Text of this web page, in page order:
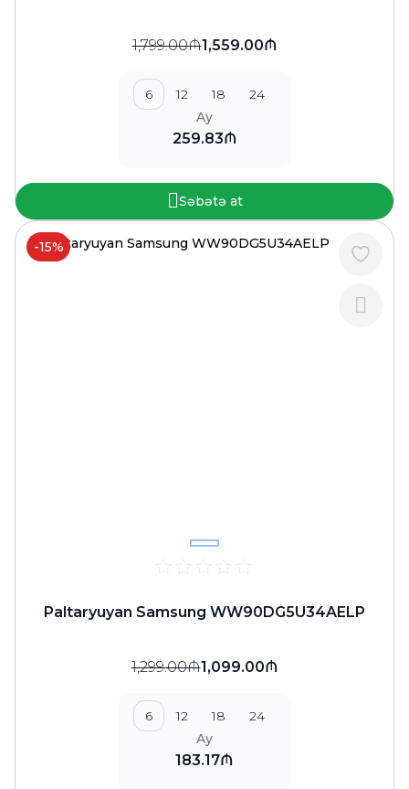
1,799.00₼1,559.00₼
6 12 18
24
Ay
259.83₼
Səbətə at
-15%
Paltaryuyan Samsung WW90DG5U34AELP
1,299.00₼1,099.00₼
6 12 18
24
Ay
183.17₼